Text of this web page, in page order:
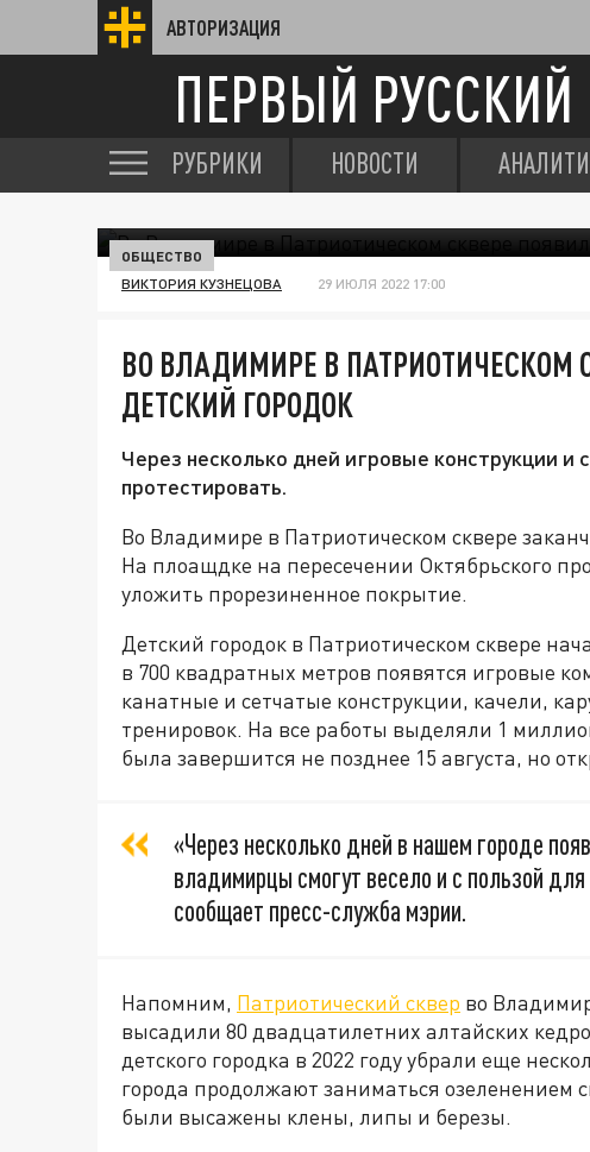
АВТОРИЗАЦИЯ
ПЕРВЫЙ РУССКИЙ
РУБРИКИ НОВОСТИ
ОБЩЕСТВО
ВИКТОРИЯ КУЗНЕЦОВА 29 ИЮЛЯ 2022 17:00
ВО ВЛАДИМИРЕ В ПАТРИОТИЧЕСКОМ
ДЕТСКИЙ ГОРОДОК
Через несколько дней игровые конструкции
протестировать.
Во Владимире в Патриотическом сквере
На плоащдке на пересечении Октябрьского
уложить прорезиненное покрытие.
Детский городок в Патриотическом сквере
в 700 квадратных метров появятся игровые
канатные и сетчатые конструкции, качели,
тренировок. На все работы выделяли 1
была завершится не позднее 15 августа, но
«Через несколько дней в нашем городе
владимирцы смогут весело и с пользой
сообщает пресс-служба мэрии.
Напомним, Патриотический сквер во
высадили 80 двадцатилетних алтайских
детского городка в 2022 году убрали еще
города продолжают заниматься озеленением
были высажены клены, липы и березы.